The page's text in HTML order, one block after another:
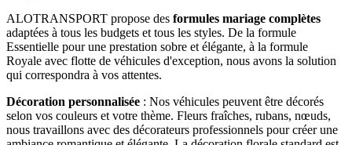
ALOTRANSPORT propose des formules mariage complètes
adaptées à tous les budgets et tous les styles. De la formule
Essentielle pour une prestation sobre et élégante, à la formule
Royale avec flotte de véhicules d'exception, nous avons la solution
qui correspondra à vos attentes.
Décoration personnalisée : Nos véhicules peuvent être décorés
selon vos couleurs et votre thème. Fleurs fraîches, rubans, nœuds,
nous travaillons avec des décorateurs professionnels pour créer une